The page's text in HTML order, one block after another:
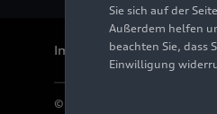
ImpressumRechtliches
© 2026 AUDI AG. Alle Rechte
Sie sich auf der
Außerdem helfen
beachten Sie, dass
Einwilligung